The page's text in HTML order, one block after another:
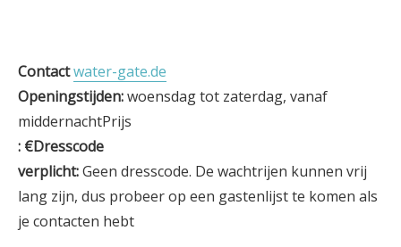
Contactwater-gate.de
Openingstijden:woensdag tot zaterdag, vanaf
middernachtPrijs
: €Dresscode
verplicht:Geen dresscode. De wachtrijen kunnen vrij
lang zijn, dus probeer op een gastenlijst te komen als
je contacten hebt